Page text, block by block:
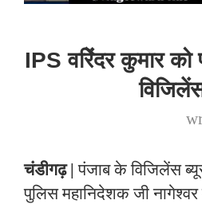
IPS वरिेंदर कुमार को
चंडीगढ़ | पंजाब के विजिलेंस
पुलिस महानिदेशक जी नागेश्वर